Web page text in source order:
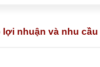
lợi nhuận và nhu